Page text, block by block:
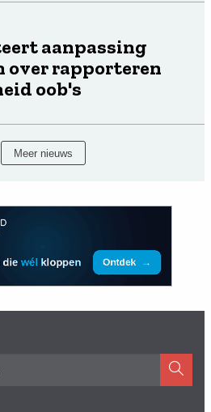
aanpassing
over rapporteren
oob's
Meer nieuws